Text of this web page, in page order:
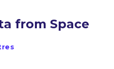
from Space